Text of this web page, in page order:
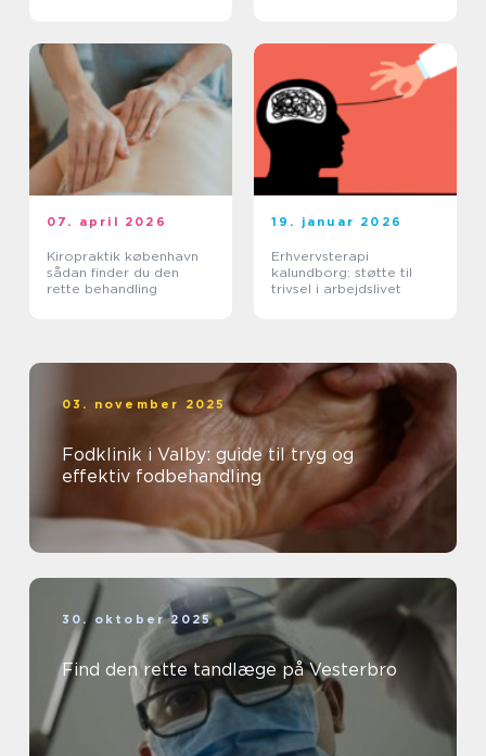
07. april 2026
Kiropraktik københavn
sådan finder du den
rette behandling
19. januar 2026
Erhvervsterapi
kalundborg: støtte til
trivsel i arbejdslivet
03. november 2025
Fodklinik i Valby: guide til tryg og
effektiv fodbehandling
30. oktober 2025
Find den rette tandlæge på Vesterbro